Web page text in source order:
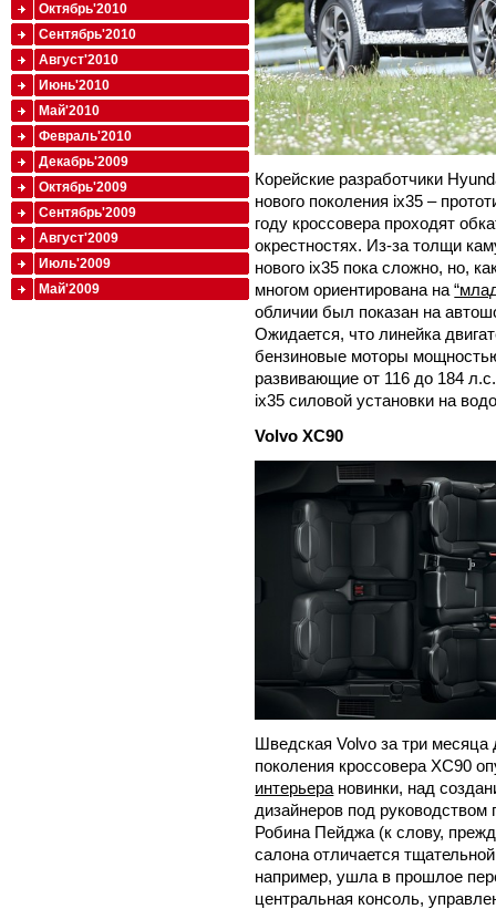
Корейские разработчики
нового поколения ix35 –
году кроссовера проходят
окрестностях. Из-за толщи
нового ix35 пока сложно, но,
многом ориентирована на
обличии был показан на
Ожидается, что линейка
бензиновые моторы
развивающие от 116 до 184
ix35 силовой установки на
VolvoXC90
Шведская Volvo за три месяца
поколения кроссовера XC90
интерьера новинки, над
дизайнеров под руководством
Робина Пейджа (к слову,
салона отличается
например, ушла в прошлое
центральная консоль,
Октябрь'2010
Сентябрь'2010
Август'2010
Июнь'2010
Май'2010
Февраль'2010
Декабрь'2009
Октябрь'2009
Сентябрь'2009
Август'2009
Июль'2009
Май'2009